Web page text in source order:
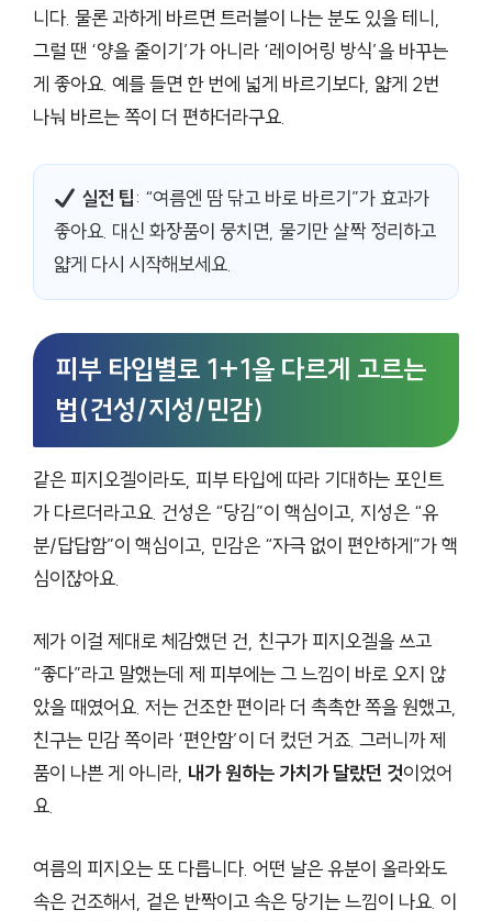
니다. 물론 과하게 바르면 트러블이 나는 분도 있을 테니,
그럴 땐 ‘양을 줄이기’가 아니라 ‘레이어링 방식’을 바꾸는
게 좋아요. 예를 들면 한 번에 넓게 바르기보다, 얇게 2번
나눠 바르는 쪽이 더 편하더라구요.
실전 팁: “여름엔 땀 닦고 바로 바르기”가 효과가
좋아요. 대신 화장품이 뭉치면, 물기만 살짝 정리하고
얇게 다시 시작해보세요.
피부 타입별로 1+1을 다르게 고르는
법(건성/지성/민감)
같은 피지오겔이라도, 피부 타입에 따라 기대하는 포인트
가 다르더라고요. 건성은 “당김”이 핵심이고, 지성은 “유
분/답답함”이 핵심이고, 민감은 “자극 없이 편안하게”가 핵
심이잖아요.
제가 이걸 제대로 체감했던 건, 친구가 피지오겔을 쓰고
“좋다”라고 말했는데 제 피부에는 그 느낌이 바로 오지 않
았을 때였어요. 저는 건조한 편이라 더 촉촉한 쪽을 원했고,
친구는 민감 쪽이라 ‘편안함’이 더 컸던 거죠. 그러니까 제
품이 나쁜 게 아니라, 내가 원하는 가치가 달랐던 것이었어
요.
여름의 피지오는 또 다릅니다. 어떤 날은 유분이 올라와도
속은 건조해서, 겉은 반짝이고 속은 당기는 느낌이 나요. 이